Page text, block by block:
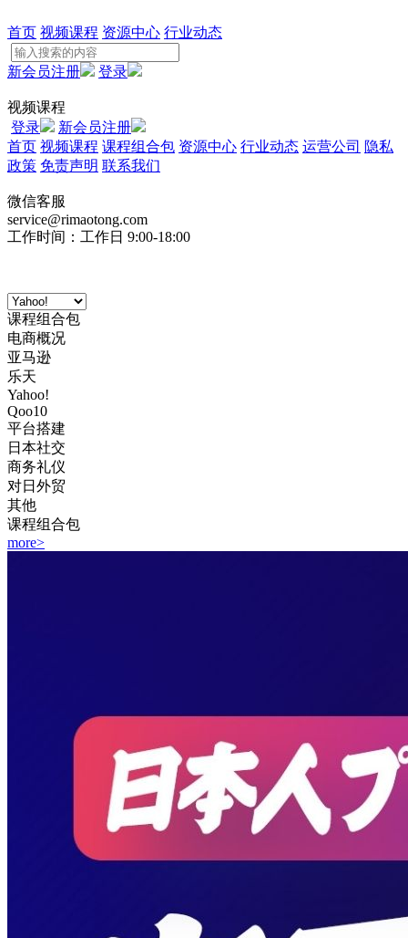
首页 视频课程 资源中心 行业动态
新会员注册 登录
视频课程
登录
新会员注册
首页 视频课程 课程组合包 资源中心 行业动态 运营公司 隐私
政策 免责声明 联系我们
微信客服
service@rimaotong.com
工作时间：工作日 9:00-18:00
课程组合包
电商概况
亚马逊
乐天
Yahoo!
Qoo10
平台搭建
日本社交
商务礼仪
对日外贸
其他
课程组合包
more>